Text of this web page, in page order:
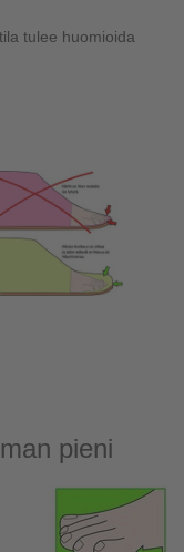
tulee huomioida
pieni